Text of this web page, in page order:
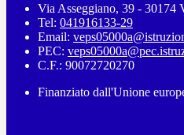
Via Asseggiano, 39 -
Tel: 041916133-29
Email:
PEC:
C.F.: 90072720270
Finanziato dall'Unione